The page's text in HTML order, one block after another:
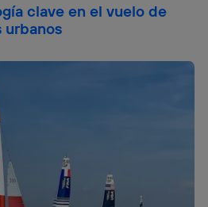
clave en el vuelo de
urbanos